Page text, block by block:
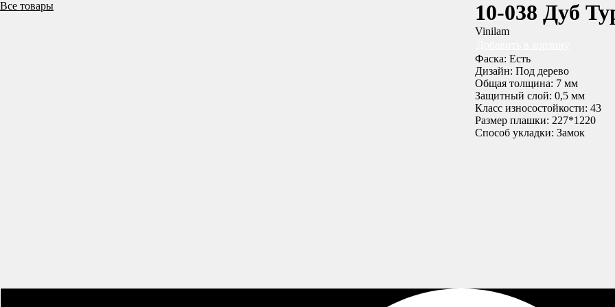
Все товары 10-038 Дуб
Vinilam
Фаска: Есть
Дизайн: Под дерево
Общая толщина: 7 мм
Защитный слой: 0,5 мм
Класс износостойкости: 43
Размер плашки: 227*1220
Способ укладки: Замок